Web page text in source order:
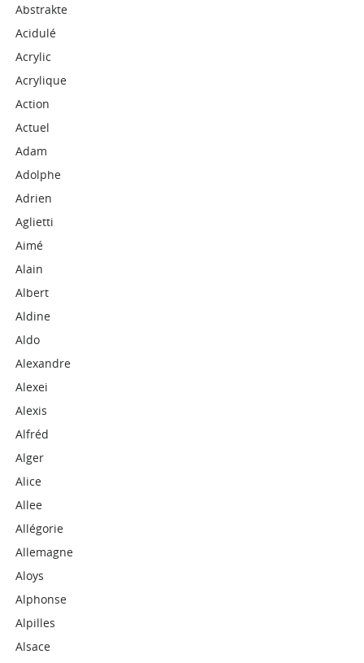
Abstrakte
Acidulé
Acrylic
Acrylique
Action
Actuel
Adam
Adolphe
Adrien
Aglietti
Aimé
Alain
Albert
Aldine
Aldo
Alexandre
Alexei
Alexis
Alfréd
Alger
Alice
Allee
Allégorie
Allemagne
Aloys
Alphonse
Alpilles
Alsace